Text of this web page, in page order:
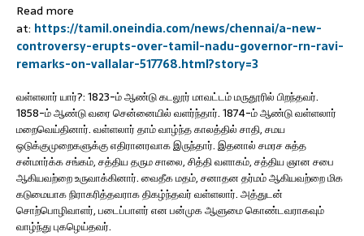
Read more
at: https://tamil.oneindia.com/news/chennai/a-new-
controversy-erupts-over-tamil-nadu-governor-rn-ravi-
remarks-on-vallalar-517768.html?story=3
வள்ளலார் யார்?: 1823-ம் ஆண்டு கடலூர் மாவட்டம் மருதூரில் பிறந்தவர்.
1858-ம் ஆண்டு வரை சென்னையில் வளர்ந்தார். 1874-ம் ஆண்டு வள்ளலார்
மறைவெய்தினார். வள்ளலார் தாம் வாழ்ந்த காலத்தில் சாதி, சமய
ஒடுக்குமுறைகளுக்கு எதிரானரவாக இருந்தார். இதனால் சமரச சுத்த
சன்மார்க்க சங்கம், சத்திய தரும சாலை, சித்தி வளாகம், சத்திய ஞான சபை
ஆகியவற்றை உருவாக்கினார். வைதீக மதம், சனாதன தர்மம் ஆகியவற்றை மிக
கடுமையாக நிராகரித்தவராக திகழ்ந்தவர் வள்ளலார். அத்துடன்
சொற்பொழிவாளர், படைப்பாளர் என பன்முக ஆளுமை கொண்டவராகவும்
வாழ்ந்து புகழெய்தவர்.